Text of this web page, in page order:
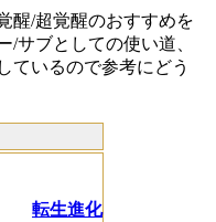
醒/超覚醒のおすすめを
/サブとしての使い道、
ているので参考にどう
転生進化